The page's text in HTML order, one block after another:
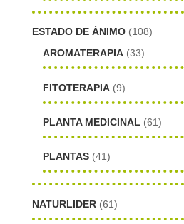
ESTADO DE ÁNIMO (108)
AROMATERAPIA (33)
FITOTERAPIA (9)
PLANTA MEDICINAL (61)
PLANTAS (41)
NATURLIDER (61)